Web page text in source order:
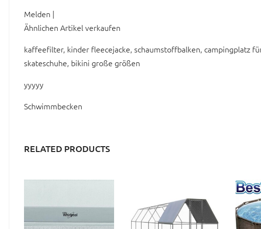
Melden |
Ähnlichen Artikel verkaufen
kaffeefilter, kinder fleecejacke, schaumstoffbalken, campingplatz
skateschuhe, bikini große größen
yyyyy
Schwimmbecken
RELATED PRODUCTS